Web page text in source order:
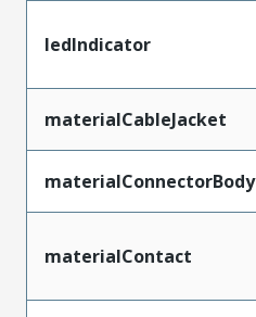
ledIndicator
materialCableJacket
materialConnectorBody
materialContact